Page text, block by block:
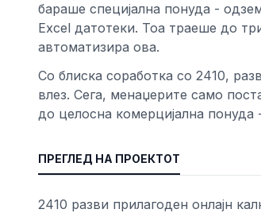
бараше специјална понуда -
Excel датотеки. Тоа траеше до
автоматизира ова.
Со блиска соработка со 2410,
влез. Сега, менаџерите само
до целосна комерцијална
ПРЕГЛЕД НА ПРОЕКТОТ
2410 разви прилагоден онлајн